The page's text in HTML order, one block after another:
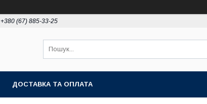
+380 (67) 885-33-25
ДОСТАВКА ТА ОПЛАТА